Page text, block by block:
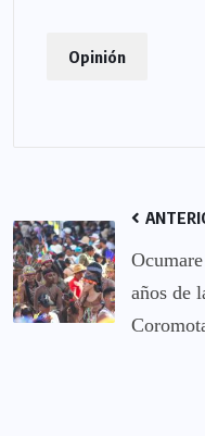
Opinión
años de